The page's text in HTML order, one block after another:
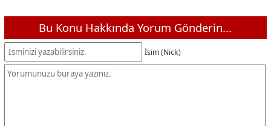
Bu Konu Hakkında Yorum Gönderin...
İsim (Nick)